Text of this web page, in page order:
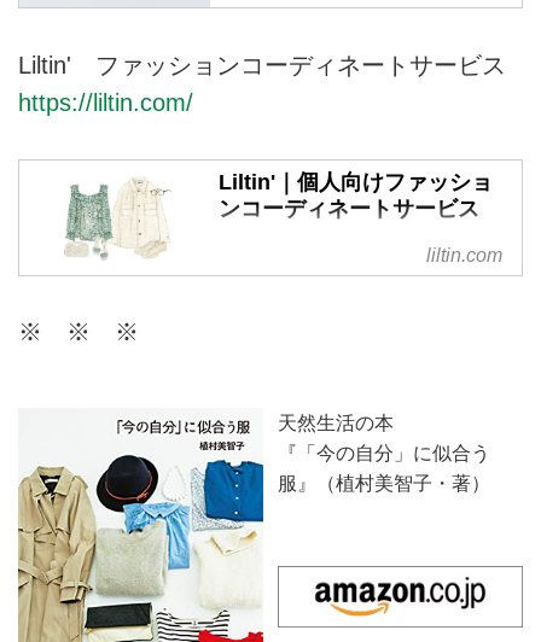
Liltin' ファッションコーディネートサービス
https://liltin.com/
Liltin'｜個人向けファッショ
ンコーディネートサービス
リルティンは、個人の方が日頃の
ファッションに関するお悩みを相
しむお手伝いをいたします。
liltin.com
※ ※ ※
天然生活の本
『「今の自分」に似合う
服』（植村美智子・著）